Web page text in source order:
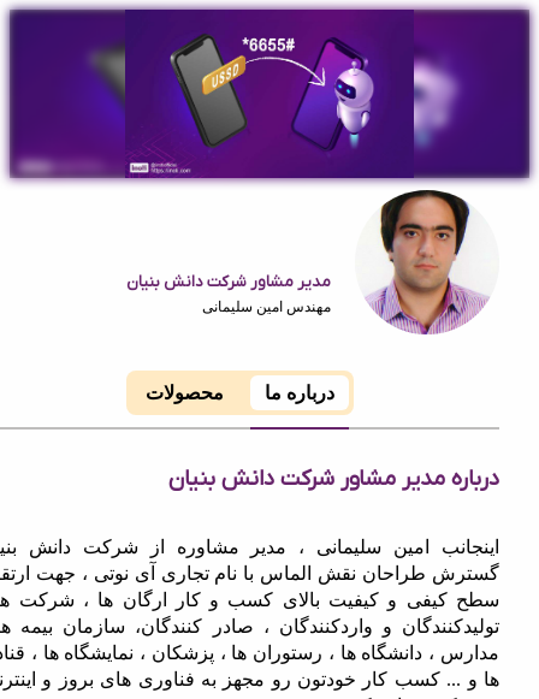
مدیر مشاور شرکت دانش بنیان
مهندس امین سلیمانی
محصولات
مدیر مشاور شرکت دانش بنیان
امین سلیمانی ، مدیر مشاوره از شرکت دانش بنیان
طراحان نقش الماس با نام تجاری آی نوتی ، جهت ارتقای
و کیفیت بالای کسب و کار ارگان ها ، شرکت ها ،
و واردکنندگان ، صادر کنندگان، سازمان بیمه ها ،
، دانشگاه ها ، رستوران ها ، پزشکان ، نمایشگاه ها ، قنادی
کسب کار خودتون رو مجهز به فناوری های بروز و اینترنت